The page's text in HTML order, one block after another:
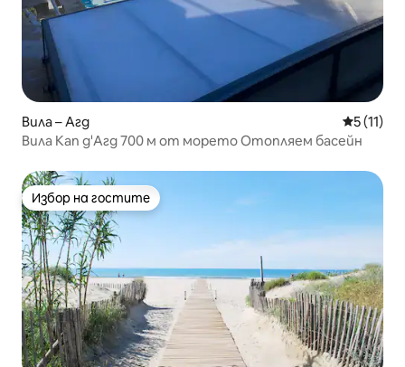
Вила – Агд Средна
5 (11)
Вила Кап д'Агд 700 м от морето Отопляем басейн
Избор на гостите
Избор на гостите